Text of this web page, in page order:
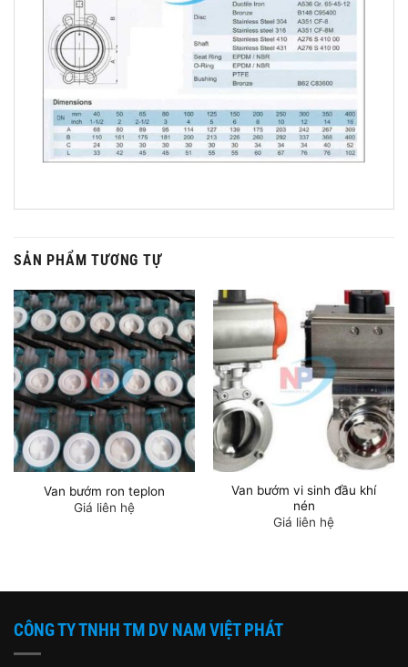
SẢN PHẨM TƯƠNG TỰ
Van bướm ron teplon
Giá liên hệ
Van bướm vi sinh đầu khí
nén
Giá liên hệ
CÔNG TY TNHH TM DV NAM VIỆT PHÁT